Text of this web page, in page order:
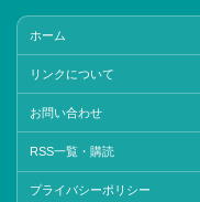
ホーム
リンクについて
お問い合わせ
RSS一覧・購読
プライバシーポリシー